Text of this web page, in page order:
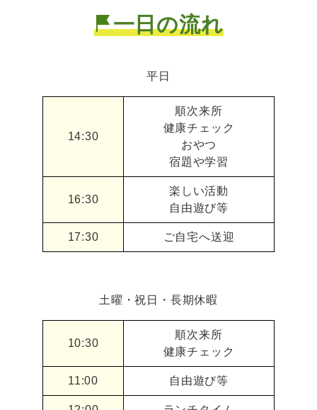
一日の流れ
平日
14:30
順次来所
健康チェック
おやつ
宿題や学習
16:30
楽しい活動
自由遊び等
17:30 ご自宅へ送迎
土曜・祝日・長期休暇
10:30
順次来所
健康チェック
11:00 自由遊び等